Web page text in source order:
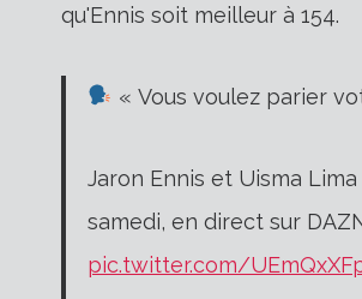
qu'Ennis soit meilleur à 154.
« Vous voulez parier
Jaron Ennis et Uisma
samedi, en direct sur
pic.twitter.com/